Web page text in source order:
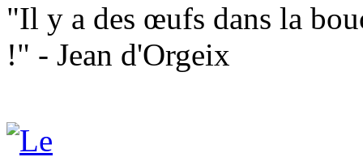
"Il y a des œufs dans la
!" - Jean d'Orgeix